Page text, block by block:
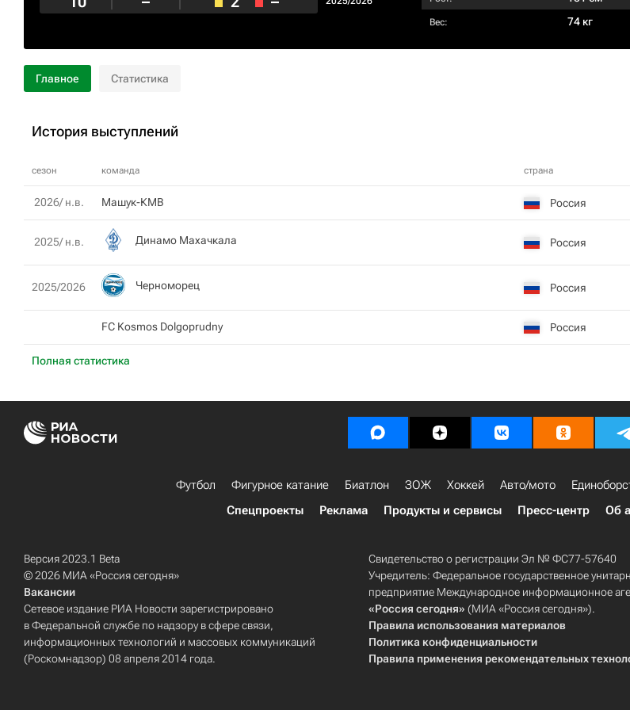
Вес: 74 кг
Главное Статистика
История выступлений
сезон команда страна
Полная статистика
2026/ н.в. Машук-КМВ Россия
2025/ н.в. Динамо Махачкала Россия
2025/2026 Черноморец Россия
FC Kosmos Dolgoprudny Россия
Футбол Фигурное катание Биатлон ЗОЖ Хоккей Авто/мото
Спецпроекты
Реклама Продукты и сервисы Пресс-центр Об
Версия 2023.1 Beta
© 2026 МИА «Россия сегодня»
Вакансии
Сетевое издание РИА Новости зарегистрировано
в Федеральной службе по надзору в сфере связи,
информационных технологий и массовых коммуникаций
(Роскомнадзор) 08 апреля 2014 года.
Свидетельство о регистрации Эл № ФС77-57640
Учредитель: Федеральное государственное
предприятие Международное информационное
«Россия сегодня» (МИА «Россия сегодня»).
Правила использования материалов
Политика конфиденциальности
Правила применения рекомендательных